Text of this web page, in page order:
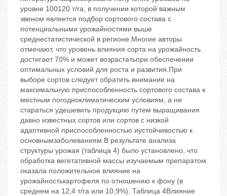
уровне 100120 т/га, в получении которой важным
звеном является подбор сортового состава с
потенциальными урожайностями выше
среднестатистической в регионе.Многие авторы
отмечают, что уровень влияния сорта на урожайность
достигает 70% и может возрастатьпри обеспечении
оптимальных условий для роста и развития.При
выборе сортов следует обратить внимание на
максимальную приспособленность сортового состава к
местным погодноклиматическим условиям, а не
стараться удешевить продукцию путем выращивания
давно известных сортов или сортов с низкой
адаптивной приспособленностью иустойчивостью к
основнымзаболеваниям.В результате анализа
структуры урожая (таблица 4) было установлено, что
обработка вегетативной массы изучаемым препаратом
оказала положительное влияние на
урожайностькартофеля по отношению к фону (в
среднем на 12,4 т/га или 10,9%). Таблица 4Влияние